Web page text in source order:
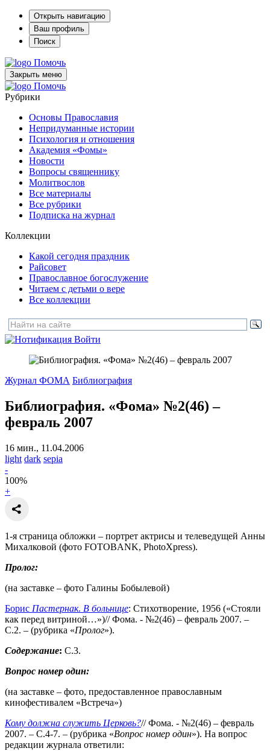
Открыть навигацию
Ваш профиль
Поиск
Помочь
Закрыть меню
Помочь
Рубрики
Основы Православия
Непридуманные истории
Психология и отношения
Академия «Фомы»
Новости
Вопросы священнику
Молитвослов
Все материалы
Все рубрики
Подписка на журнал
Коллекции
Какой сегодня праздник
Райсовет
Православное богослужение
Читаем с детьми о вере
Все коллекции
Войти
Журнал ФОМА Библиография
Библиография. «Фома» №2(46) –
февраль 2007
16 мин., 11.04.2006
light dark sepia
-
100%
+
1-я страница обложки – портрет актрисы и телеведущей Анны
Михалковой (фото FOTOBANK, PhotoXpress).
Пролог:
(на заставке – фото Галины Бобылевой)
Борис Пастернак. В больнице: Стихотворение, 1956 («Стояли
как перед витриной…»)// Фома. - №2(46) – февраль 2007. –
С.2. – (рубрика «Пролог»).
Содержание: С.3.
Вопрос номер один:
(на заставке – фото, предоставленное православным
кинофестивалем «Встреча»)
Кому должна служить Церковь?// Фома. - №2(46) – февраль
2007. – С.4-7. – (рубрика «Вопрос номер один»). На вопрос
редакции журнала ответили: